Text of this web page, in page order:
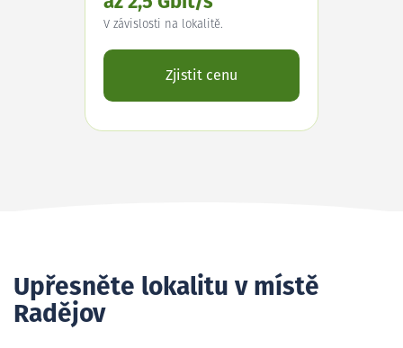
V závislosti na lokalitě.
Zjistit cenu
Upřesněte lokalitu v místě
Radějov